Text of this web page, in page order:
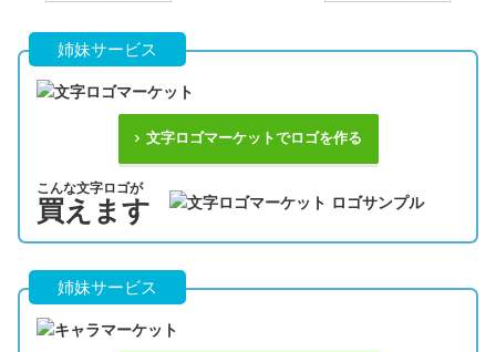
姉妹サービス
文字ロゴマーケットでロゴを作る
こんな文字ロゴが
買えます
姉妹サービス